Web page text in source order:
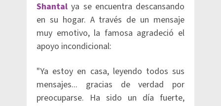
Shantal ya se encuentra descansando
en su hogar. A través de un mensaje
muy emotivo, la famosa agradeció el
apoyo incondicional:
"Ya estoy en casa, leyendo todos sus
mensajes... gracias de verdad por
preocuparse. Ha sido un día fuerte,